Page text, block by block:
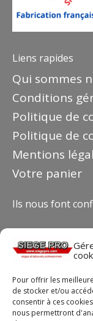
Pour offrir les
de stocker et/ou
consentir à ces
nous permettront
Liens rapides
Qui sommes
Conditions
Politique de
Politique de
Mentions
Votre panier
Ils nous font